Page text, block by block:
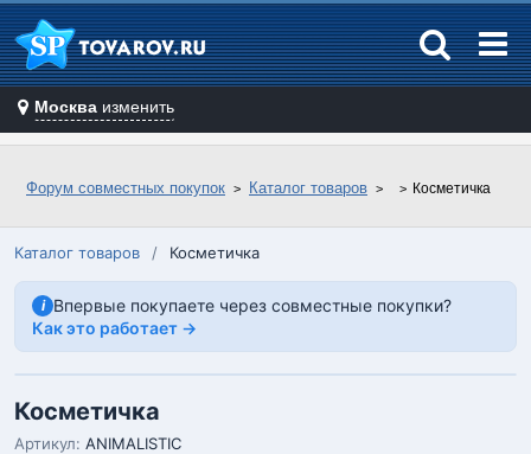
Москва изменить
Форум совместных покупок Каталог товаров Косметичка
Каталог товаров / Косметичка
i Впервые покупаете через совместные покупки?
Как это работает →
Косметичка
Артикул: ANIMALISTIC